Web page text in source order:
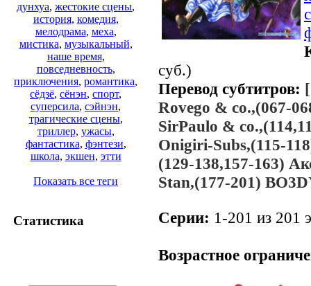
дунхуа, жестокие сцены,
история, комедия,
мелодрама, меха,
мистика, музыкальный,
наше время,
повседневность,
приключения, романтика,
сёдзё, сёнэн, спорт,
суперсила, сэйнэн,
трагические сцены,
триллер, ужасы,
фантастика, фэнтези,
школа, экшен, этти
Показать все теги
Статистика
суб.)
Перевод субтитров:
Rovego & co.,(067-
SirPaulo &
Onigiri-Subs,(115-
(129-138,157-163)
Stan,(177-201)
Серии: 1-201 из 201
Возрастное